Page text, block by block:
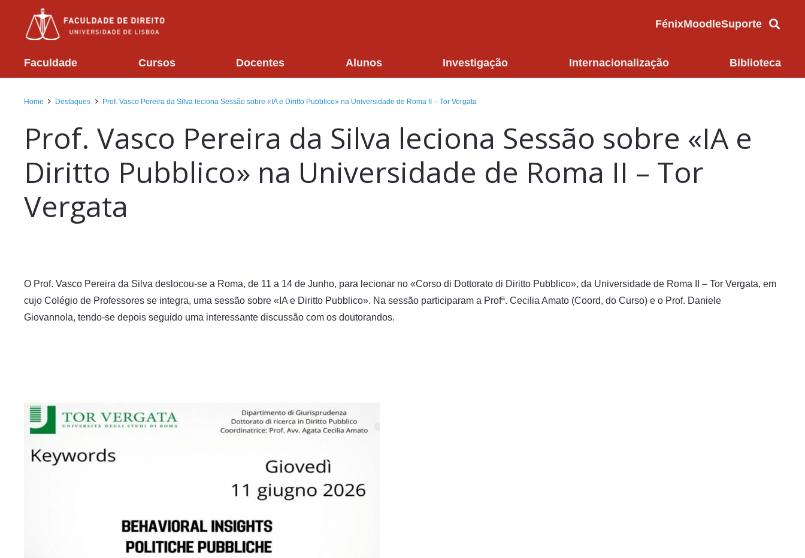
FénixMoodleSuporte
Faculdade Cursos Docentes Alunos Investigação Internacionalização Biblioteca
Home Destaques Prof. Vasco Pereira da Silva leciona Sessão sobre «IA e Diritto Pubblico» na Universidade de Roma II – Tor Vergata
Prof. Vasco Pereira da Silva leciona Sessão sobre «IA e
Diritto Pubblico» na Universidade de Roma II – Tor
Vergata
O Prof. Vasco Pereira da Silva deslocou-se a Roma, de 11 a 14 de Junho, para lecionar no «Corso di Dottorato di Diritto Pubblico», da Universidade de Roma II – Tor Vergata, em
cujo Colégio de Professores se integra, uma sessão sobre «IA e Diritto Pubblico». Na sessão participaram a Profª. Cecilia Amato (Coord, do Curso) e o Prof. Daniele
Giovannola, tendo-se depois seguido uma interessante discussão com os doutorandos.